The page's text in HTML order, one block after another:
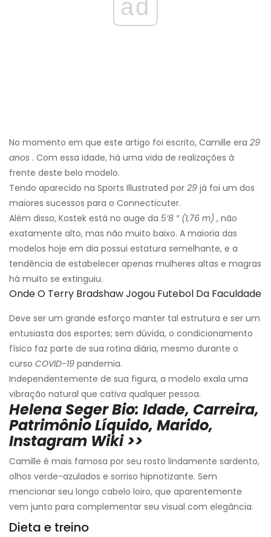
ad
No momento em que este artigo foi escrito, Camille era 29
anos . Com essa idade, há uma vida de realizações à
frente deste belo modelo.
Tendo aparecido na Sports Illustrated por 29 já foi um dos
maiores sucessos para o Connecticuter.
Além disso, Kostek está no auge da 5’8 ″ (1,76 m) , não
exatamente alto, mas não muito baixo. A maioria das
modelos hoje em dia possui estatura semelhante, e a
tendência de estabelecer apenas mulheres altas e magras
há muito se extinguiu.
Onde O Terry Bradshaw Jogou Futebol Da Faculdade
Deve ser um grande esforço manter tal estrutura e ser um
entusiasta dos esportes; sem dúvida, o condicionamento
físico faz parte de sua rotina diária, mesmo durante o
curso COVID-19 pandemia.
Independentemente de sua figura, a modelo exala uma
vibração natural que cativa qualquer pessoa.
Helena Seger Bio: Idade, Carreira,
Patrimônio Líquido, Marido,
Instagram Wiki >>
Camille é mais famosa por seu rosto lindamente sardento,
olhos verde-azulados e sorriso hipnotizante. Sem
mencionar seu longo cabelo loiro, que aparentemente
vem junto para complementar seu visual com elegância.
Dieta e treino